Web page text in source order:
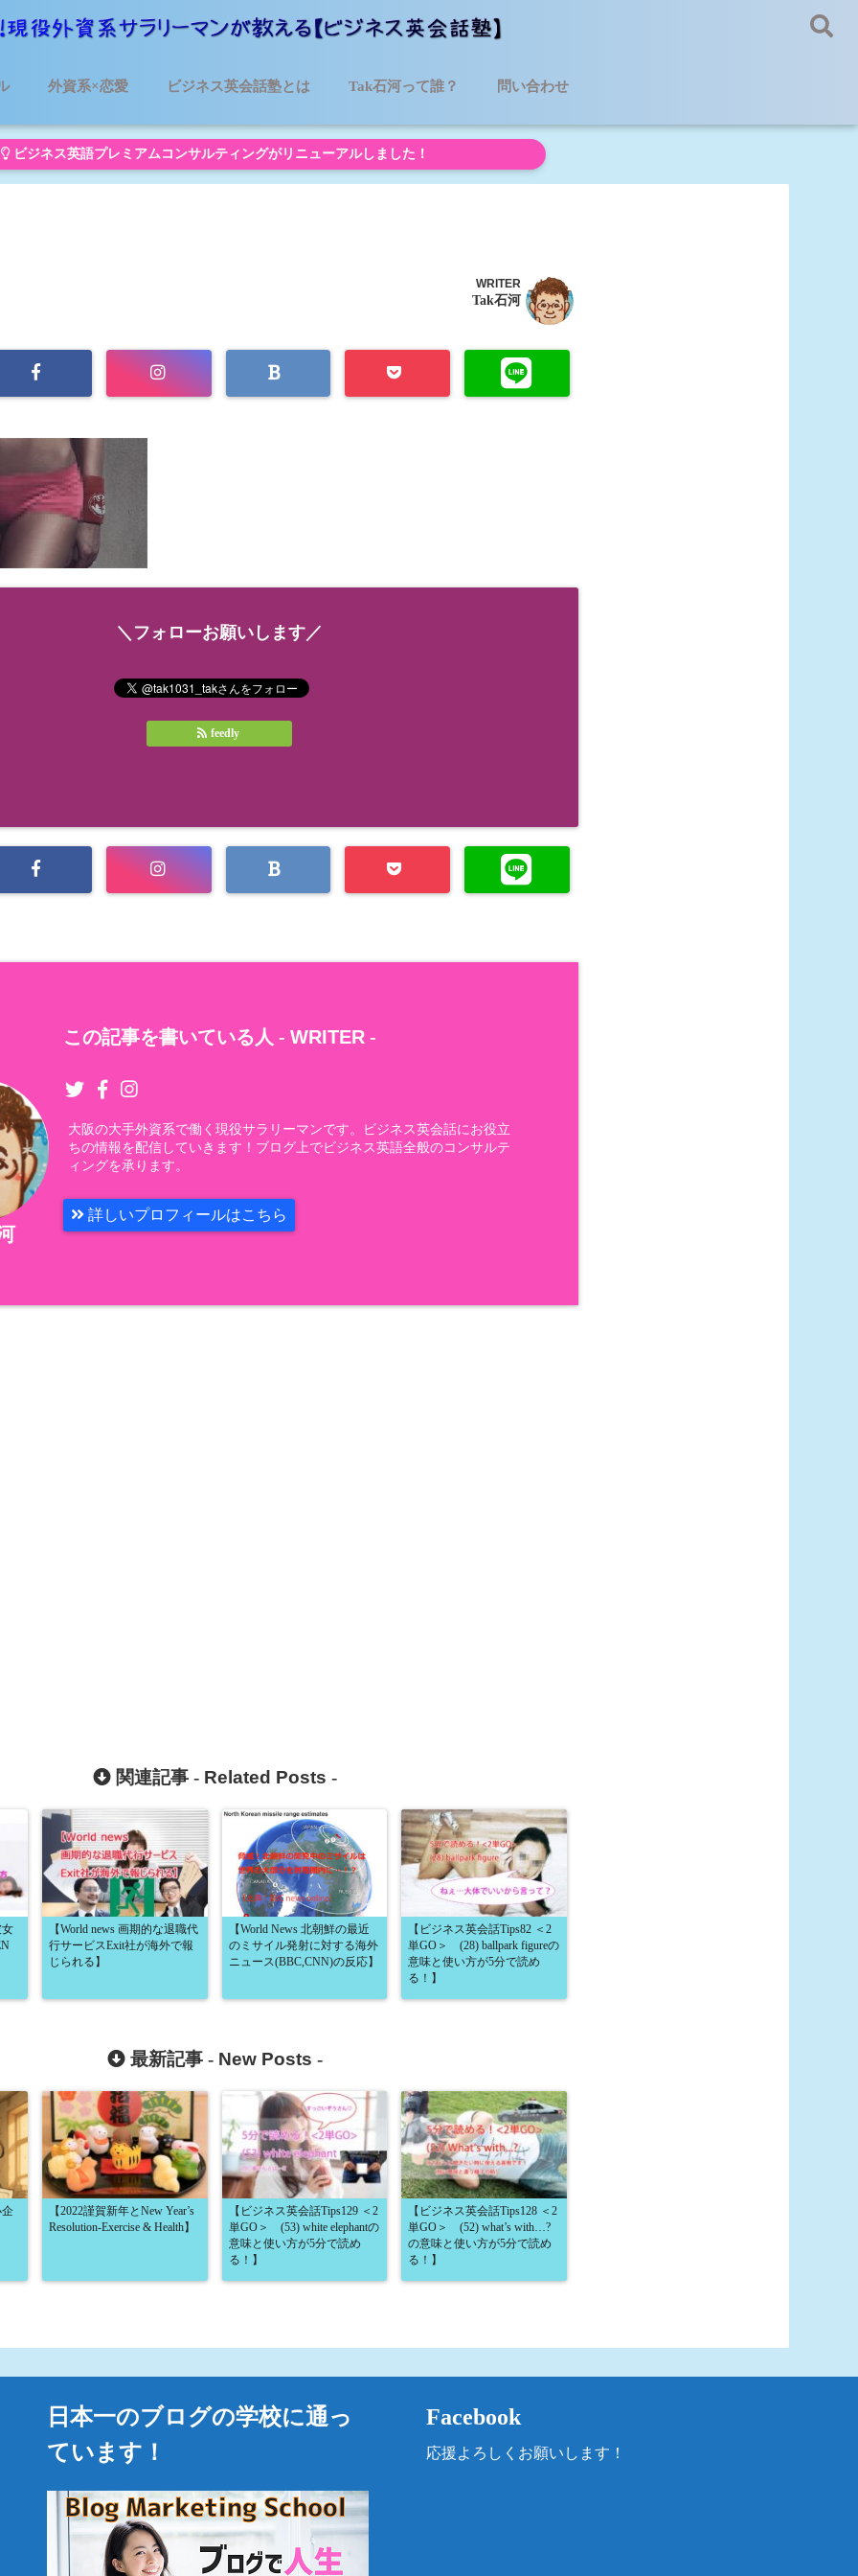
外資系×恋愛 ビジネス英会話塾とは Tak石河って誰？ 問い合わせ
ビジネス英語プレミアムコンサルティングがリニューアルしました！
WRITER
Tak石河
＼フォローお願いします／
feedly
この記事を書いている人 - WRITER-
大阪の大手外資系で働く現役サラリーマンです。ビジネス英会話にお役立
ちの情報を配信していきます！ブログ上でビジネス英語全般のコンサルテ
ィングを承ります。
詳しいプロフィールはこちら
関連記事 - Related Posts -
【World news 画期的な退職代
行サービスExit社が海外で報
じられる】
【World News 北朝鮮の最近
のミサイル発射に対する海外
ニュース(BBC,CNN)の反応】
【ビジネス英会話Tips82 ＜2
単GO＞ (28) ballpark figureの
意味と使い方が5分で読め
る！】
最新記事 - New Posts -
【2022謹賀新年とNew Year’s
Resolution-Exercise & Health】
【ビジネス英会話Tips129 ＜2
単GO＞ (53) white elephantの
意味と使い方が5分で読め
る！】
【ビジネス英会話Tips128 ＜2
単GO＞ (52) what’s with…?
の意味と使い方が5分で読め
る！】
日本一のブログの学校に通っ
ています！
Facebook
応援よろしくお願いします！